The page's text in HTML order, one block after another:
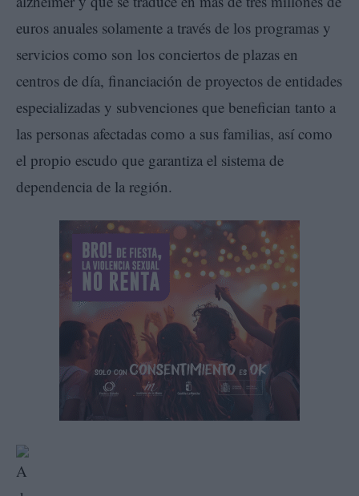
euros anuales solamente a través de los programas y
servicios como son los conciertos de plazas en
centros de día, financiación de proyectos de entidades
especializadas y subvenciones que benefician tanto a
las personas afectadas como a sus familias, así como
el propio escudo que garantiza el sistema de
dependencia de la región.